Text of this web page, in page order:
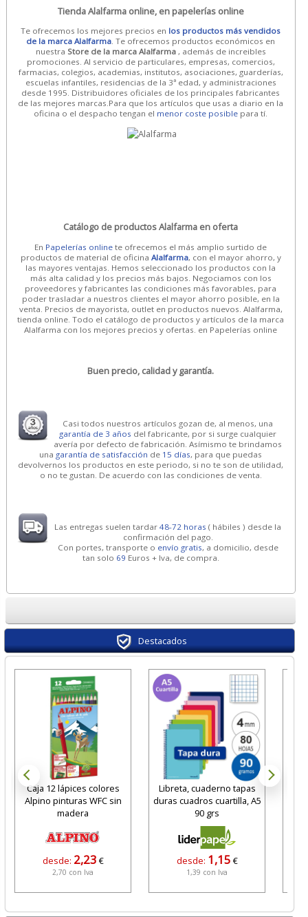
Tienda Alalfarma online, en papelerías online
Te ofrecemos los mejores precios en los productos más vendidos
de la marca Alalfarma . Te ofrecemos productos económicos en
nuestra Store de la marca Alalfarma, además de increibles
promociones. Al servicio de particulares, empresas, comercios,
farmacias, colegios, academias, institutos, asociaciones, guarderías,
escuelas infantiles, residencias de la 3ª edad, y administraciones
desde 1995. Distribuidores oficiales de los principales fabricantes
de las mejores marcas.Para que los artículos que usas a diario en la
oficina o el despacho tengan el menor coste posible para tí.
Catálogo de productos Alalfarma en oferta
En Papelerías online te ofrecemos el más amplio surtido de
productos de material de oficina Alalfarma, con el mayor ahorro, y
las mayores ventajas. Hemos seleccionado los productos con la
más alta calidad y los precios más bajos. Negociamos con los
proveedores y fabricantes las condiciones más favorables, para
poder trasladar a nuestros clientes el mayor ahorro posible, en la
venta. Precios de mayorista, outlet en productos nuevos. Alalfarma,
tienda online. Todo el catálogo de productos y artículos de la marca
Alalfarma con los mejores precios y ofertas. en Papelerías online
Buen precio, calidad y garantía.
Casi todos nuestros artículos gozan de, al menos, una
garantía de 3 años del fabricante, por si surge cualquier
avería por defecto de fabricación. Asímismo te brindamos
una garantía de satisfacción de 15 días, para que puedas
devolvernos los productos en este periodo, si no te son de utilidad,
o no te gustan. De acuerdo con las condiciones de venta.
Las entregas suelen tardar48-72 horas ( hábiles ) desde la
confirmación del pago.
Con portes, transporte o envío gratis, a domicilio, desde
tan solo 69 Euros + Iva, de compra.
Destacados
Caja 12 lápices colores
Alpino pinturas WFC sin
madera
desde: 2,23 €
2,70 con Iva
Libreta, cuaderno tapas
duras cuadros cuartilla, A5
90 grs
desde: 1,15 €
1,39 con Iva